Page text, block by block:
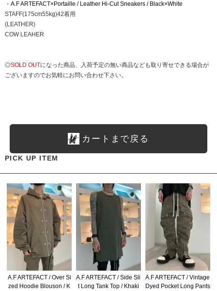
・ A.F ARTEFACT×Portaille / Leather Hi-Cut Sneakers / Black×White
STAFF(175cm55kg)42着用
(LEATHER)
COW LEAHER
◎SOLD OUTになった商品、入荷予定の無い商品なども取り寄せできる場合が
ございますのでお気軽にお問い合わせ下さい。
カートまで戻る
PICK UP ITEM
A.F ARTEFACT / Over Si
zed Hoodie Blouson / K
A.F ARTEFACT / Side Sli
t Long Tank Top / Khaki
A.F ARTEFACT / Vintage
Dyed Pocket Long Pants